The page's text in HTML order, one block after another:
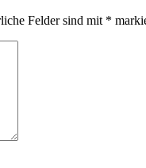
Felder sind mit *